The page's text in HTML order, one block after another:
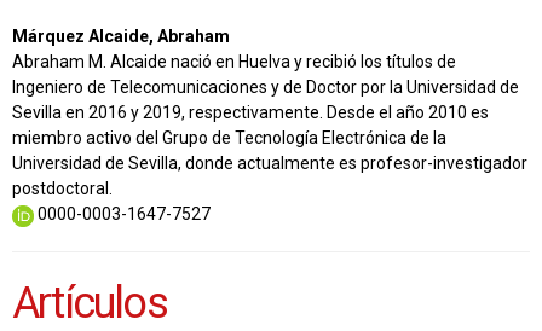
Márquez Alcaide, Abraham
Abraham M. Alcaide nació en Huelva y recibió los títulos de
Ingeniero de Telecomunicaciones y de Doctor por la Universidad de
Sevilla en 2016 y 2019, respectivamente. Desde el año 2010 es
miembro activo del Grupo de Tecnología Electrónica de la
Universidad de Sevilla, donde actualmente es profesor-investigador
postdoctoral.
0000-0003-1647-7527
Artículos